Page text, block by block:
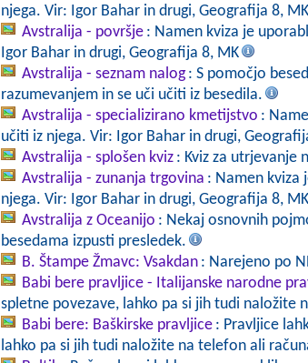
njega. Vir: Igor Bahar in drugi, Geografija 8, MK
Avstralija - površje : Namen kviza je
Igor Bahar in drugi, Geografija 8, MK
Avstralija - seznam nalog : S pomočjo
razumevanjem in se uči učiti iz besedila.
Avstralija - specializirano kmetijstvo :
učiti iz njega. Vir: Igor Bahar in drugi,
Avstralija - splošen kviz : Kviz za utrjevanje
Avstralija - zunanja trgovina : Namen kviza
njega. Vir: Igor Bahar in drugi, Geografija 8, MK
Avstralija z Oceanijo : Nekaj osnovnih
besedama izpusti presledek.
B. Štampe Žmavc: Vsakdan : Narejeno po
Babi bere pravljice - Italijanske narodne
spletne povezave, lahko pa si jih tudi naložite
Babi bere: Baškirske pravljice : Pravljice
lahko pa si jih tudi naložite na telefon ali